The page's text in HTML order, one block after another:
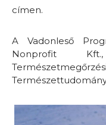
címen.
A Vadonleső
Nonprofit